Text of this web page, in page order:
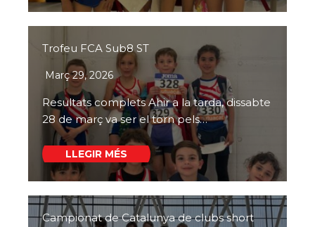
Trofeu FCA Sub8 ST
Març 29, 2026
Resultats complets Ahir a la tarda, dissabte
28 de març va ser el torn pels…
LLEGIR MÉS
Campionat de Catalunya de clubs short